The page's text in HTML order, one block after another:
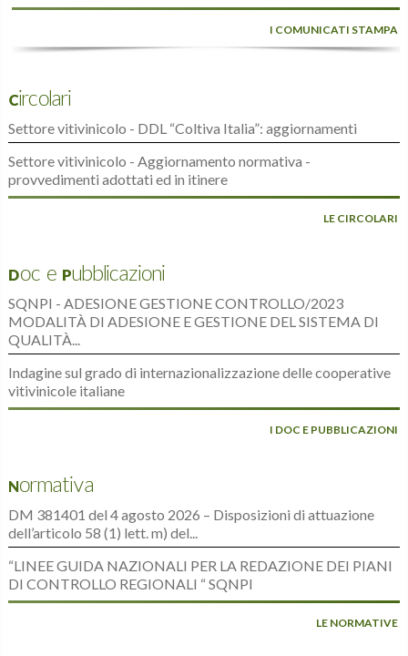
I COMUNICATI STAMPA
Circolari
Settore vitivinicolo - DDL “Coltiva Italia”: aggiornamenti
Settore vitivinicolo - Aggiornamento normativa -
provvedimenti adottati ed in itinere
LE CIRCOLARI
Doc e Pubblicazioni
SQNPI - ADESIONE GESTIONE CONTROLLO/2023
MODALITÀ DI ADESIONE E GESTIONE DEL SISTEMA DI
QUALITÀ...
Indagine sul grado di internazionalizzazione delle cooperative
vitivinicole italiane
I DOC E PUBBLICAZIONI
Normativa
DM 381401 del 4 agosto 2026 – Disposizioni di attuazione
dell’articolo 58 (1) lett. m) del...
“LINEE GUIDA NAZIONALI PER LA REDAZIONE DEI PIANI
DI CONTROLLO REGIONALI “ SQNPI
LE NORMATIVE